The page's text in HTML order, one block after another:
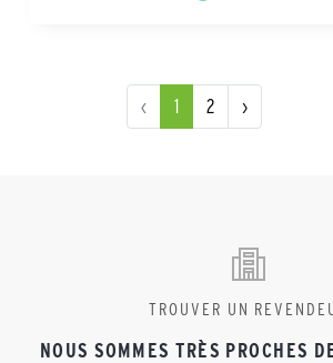
‹ 1 2 ›
TROUVER UN
NOUS SOMMES TRÈS PROCHES